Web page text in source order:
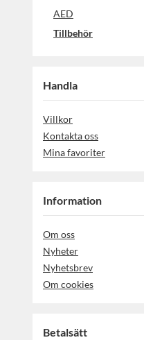
AED
Tillbehör
Handla
Villkor
Kontakta oss
Mina favoriter
Information
Om oss
Nyheter
Nyhetsbrev
Om cookies
Betalsätt